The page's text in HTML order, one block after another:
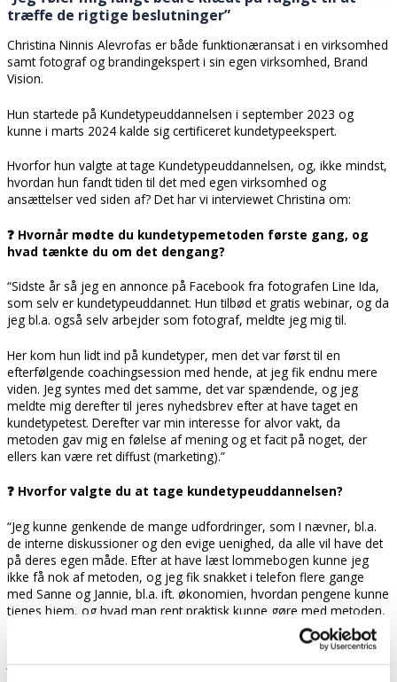
træffe de rigtige beslutninger”
Christina Ninnis Alevrofas er både funktionæransat i en virksomhed
samt fotograf og brandingekspert i sin egen virksomhed, Brand
Vision.
Hun startede på Kundetypeuddannelsen i september 2023 og
kunne i marts 2024 kalde sig certificeret kundetypeekspert.
Hvorfor hun valgte at tage Kundetypeuddannelsen, og, ikke mindst,
hvordan hun fandt tiden til det med egen virksomhed og
ansættelser ved siden af? Det har vi interviewet Christina om:
❓ Hvornår mødte du kundetypemetoden første gang, og
hvad tænkte du om det dengang?
“Sidste år så jeg en annonce på Facebook fra fotografen Line Ida,
som selv er kundetypeuddannet. Hun tilbød et gratis webinar, og da
jeg bl.a. også selv arbejder som fotograf, meldte jeg mig til.
Her kom hun lidt ind på kundetyper, men det var først til en
efterfølgende coachingsession med hende, at jeg fik endnu mere
viden. Jeg syntes med det samme, det var spændende, og jeg
meldte mig derefter til jeres nyhedsbrev efter at have taget en
kundetypetest. Derefter var min interesse for alvor vakt, da
metoden gav mig en følelse af mening og et facit på noget, der
ellers kan være ret diffust (marketing).”
❓ Hvorfor valgte du at tage kundetypeuddannelsen?
“Jeg kunne genkende de mange udfordringer, som I nævner, bl.a.
de interne diskussioner og den evige uenighed, da alle vil have det
på deres egen måde. Efter at have læst lommebogen kunne jeg
ikke få nok af metoden, og jeg fik snakket i telefon flere gange
med Sanne og Jannie, bl.a. ift. økonomien, hvordan pengene kunne
tjenes hjem, og hvad man rent praktisk kunne gøre med metoden,
Jeg måtte simpelthen selv uddanne mig, for igennem mit arbejde